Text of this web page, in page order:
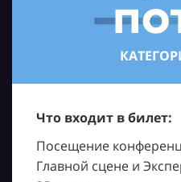
Что входит в билет:
Посещение
Главной сцене и